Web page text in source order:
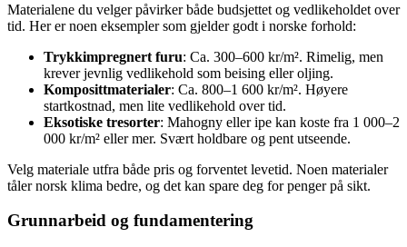
Materialene du velger påvirker både budsjettet og vedlikeholdet over
tid. Her er noen eksempler som gjelder godt i norske forhold:
Trykkimpregnert furu: Ca. 300–600 kr/m². Rimelig, men
krever jevnlig vedlikehold som beising eller oljing.
Komposittmaterialer: Ca. 800–1 600 kr/m². Høyere
startkostnad, men lite vedlikehold over tid.
Eksotiske tresorter: Mahogny eller ipe kan koste fra 1 000–2
000 kr/m² eller mer. Svært holdbare og pent utseende.
Velg materiale utfra både pris og forventet levetid. Noen materialer
tåler norsk klima bedre, og det kan spare deg for penger på sikt.
Grunnarbeid og fundamentering